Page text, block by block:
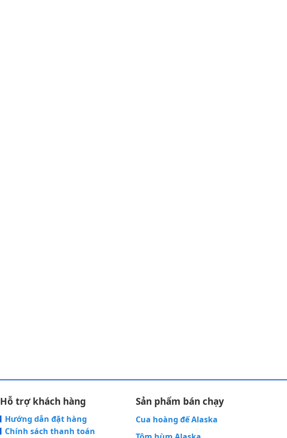
Hỗ trợ khách hàng
Hướng dẫn đặt hàng
Chính sách thanh toán
Sản phẩm bán chạy
Cua hoàng đế Alaska